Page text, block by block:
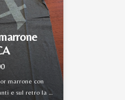
marrone con
e sul retro la …